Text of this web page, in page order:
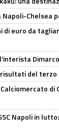
Chelsea
di euro da
del
Calciomercato
Napoli in